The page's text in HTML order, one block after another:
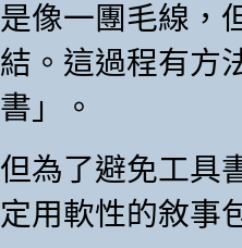
是像一團毛線，
結。這過程有方
書」。
但為了避免工具
定用軟性的敘事